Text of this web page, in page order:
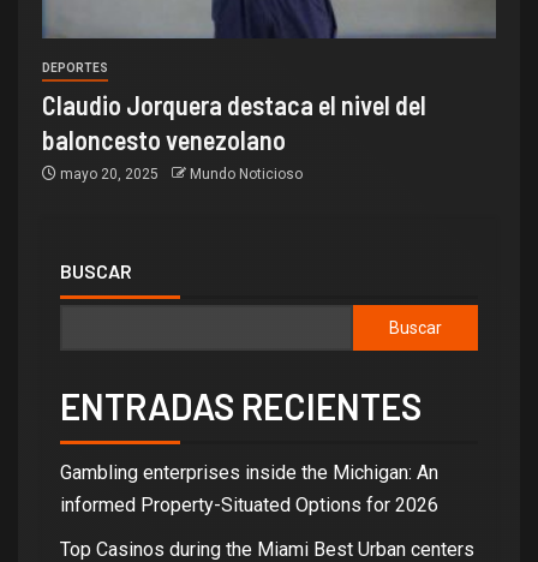
DEPORTES
Claudio Jorquera destaca el nivel del
baloncesto venezolano
mayo 20, 2025 Mundo Noticioso
BUSCAR
Buscar
ENTRADAS RECIENTES
Gambling enterprises inside the Michigan: An
informed Property-Situated Options for 2026
Top Casinos during the Miami Best Urban centers